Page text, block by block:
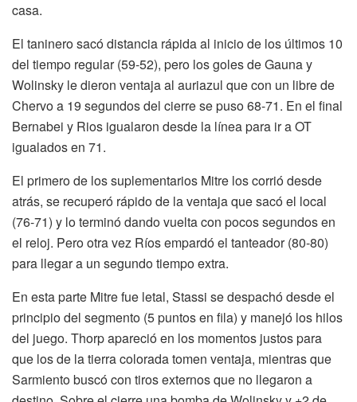
casa.
El taninero sacó distancia rápida al inicio de los últimos 10
del tiempo regular (59-52), pero los goles de Gauna y
Wolinsky le dieron ventaja al auriazul que con un libre de
Chervo a 19 segundos del cierre se puso 68-71. En el final
Bernabei y Rios igualaron desde la línea para ir a OT
igualados en 71.
El primero de los suplementarios Mitre los corrió desde
atrás, se recuperó rápido de la ventaja que sacó el local
(76-71) y lo terminó dando vuelta con pocos segundos en
el reloj. Pero otra vez Ríos empardó el tanteador (80-80)
para llegar a un segundo tiempo extra.
En esta parte Mitre fue letal, Stassi se despachó desde el
principio del segmento (5 puntos en fila) y manejó los hilos
del juego. Thorp apareció en los momentos justos para
que los de la tierra colorada tomen ventaja, mientras que
Sarmiento buscó con tiros externos que no llegaron a